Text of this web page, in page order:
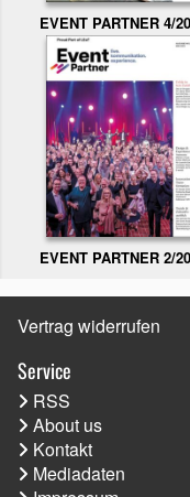
EVENT PARTNER 4/
EVENT PARTNER 2/
Vertrag widerrufen
Service
RSS
About us
Kontakt
Mediadaten